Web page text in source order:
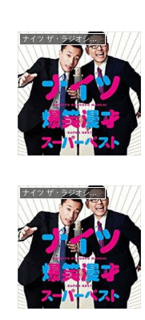
ナイツ ザ・ラジオショー
ナイツ ザ・ラジオショー